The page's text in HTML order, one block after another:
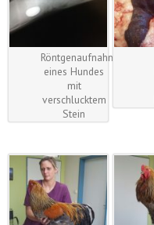
Röntgenaufnahme
eines Hundes
mit
verschlucktem
Stein